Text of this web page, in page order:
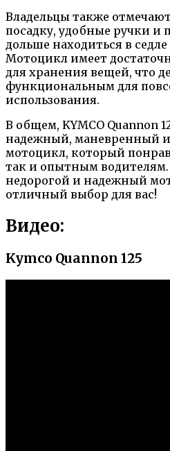
Владельцы также
посадку, удобные ручки и
дольше находиться в
Мотоцикл имеет
для хранения вещей, что
функциональным для
использования.
В общем, KYMCO Quannon
надежный, маневренный
мотоцикл, который
так и опытным
недорогой и надежный
отличный выбор для вас!
Видео:
Kymco Quannon 125